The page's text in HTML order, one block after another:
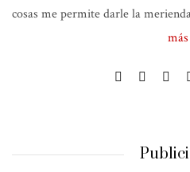
cosas me permite darle la
más